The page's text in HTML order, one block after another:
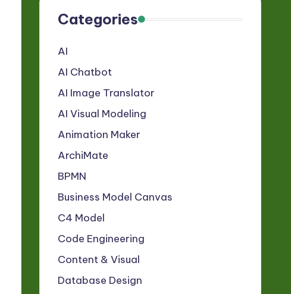
Categories
AI
AI Chatbot
AI Image Translator
AI Visual Modeling
Animation Maker
ArchiMate
BPMN
Business Model Canvas
C4 Model
Code Engineering
Content & Visual
Database Design